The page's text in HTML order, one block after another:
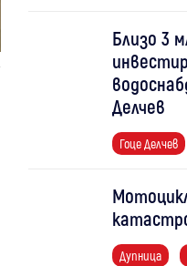
Близо 3
Делчев
Гоце Делчев
Дупница